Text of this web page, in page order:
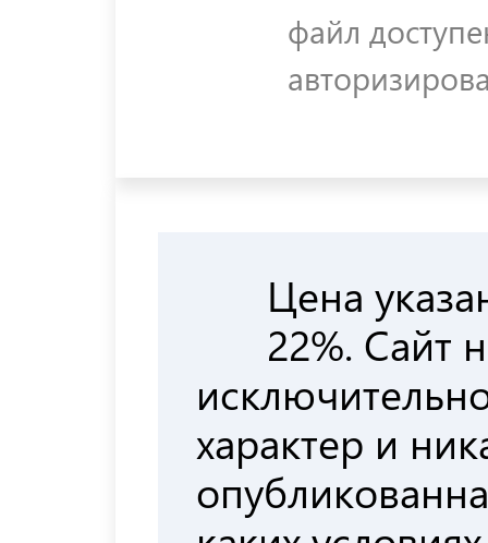
файл
Цена
22%. Сайт
характер и